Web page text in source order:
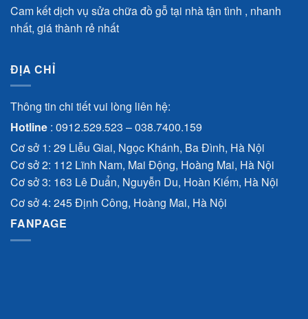
Cam kết dịch vụ sửa chữa đồ gỗ tại nhà tận tình , nhanh
nhất, giá thành rẻ nhất
ĐỊA CHỈ
Thông tin chi tiết vui lòng liên hệ:
Hotline : 0912.529.523 –038.7400.159
Cơ sở 1: 29 Liễu Giai, Ngọc Khánh, Ba Đình, Hà Nội
Cơ sở 2: 112 Lĩnh Nam, Mai Động, Hoàng Mai, Hà Nội
Cơ sở 3: 163 Lê Duẩn, Nguyễn Du, Hoàn Kiếm, Hà Nội
Cơ sở 4: 245 Định Công, Hoàng Mai, Hà Nội
FANPAGE